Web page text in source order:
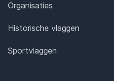
Organisaties
Historische vlaggen
Sportvlaggen